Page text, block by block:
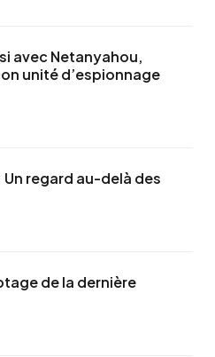
avec Netanyahou,
unité d’espionnage
regard au-delà des
de la dernière